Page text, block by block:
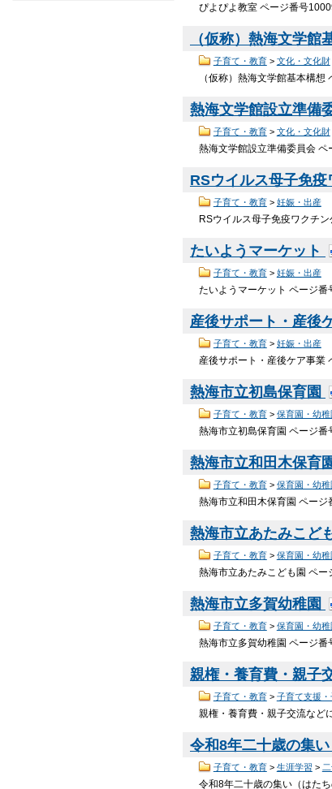
ぴよぴよ教室 ページ番号
（仮称）熱海文学館
子育て・教育> 文化・文化財
（仮称）熱海文学館基本構
熱海文学館設立準備
子育て・教育> 文化・文化財
熱海文学館設立準備委員会
RSウイルス母子免
子育て・教育> 妊娠・出産
RSウイルス母子免疫ワクチ
たいようマーケット
子育て・教育> 妊娠・出産
たいようマーケット ページ
産後サポート・産後
子育て・教育> 妊娠・出産
産後サポート・産後ケア事
熱海市立初島保育園
子育て・教育> 保育園・幼稚
熱海市立初島保育園 ページ
熱海市立和田木保育
子育て・教育> 保育園・幼稚
熱海市立和田木保育園 ペー
熱海市立あたみこど
子育て・教育> 保育園・幼稚
熱海市立あたみこども園 ペ
熱海市立多賀幼稚園
子育て・教育> 保育園・幼稚
熱海市立多賀幼稚園 ページ
親権・養育費・親子
子育て・教育> 子育て支援
親権・養育費・親子交流な
令和8年二十歳の集
子育て・教育> 生涯学習 >
令和8年二十歳の集い（はた